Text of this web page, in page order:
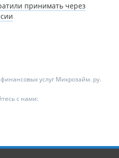
принимать через
услуг Микрозайм. ру.
с нами: